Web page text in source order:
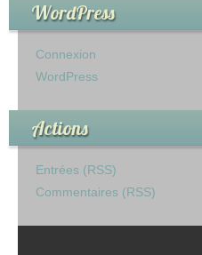
WordPress
Connexion
WordPress
Actions
Entrées (RSS)
Commentaires (RSS)